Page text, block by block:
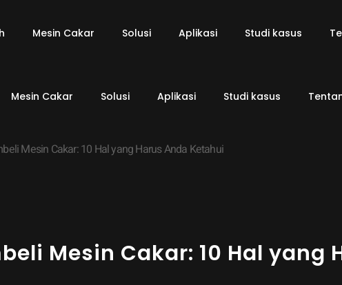
Mesin Cakar Solusi Aplikasi Studi kasus
Mesin Cakar Solusi Aplikasi Studi kasus
Mesin Cakar: 10 Hal yang Harus Anda Ketahui
Mesin Cakar: 10 Hal yang